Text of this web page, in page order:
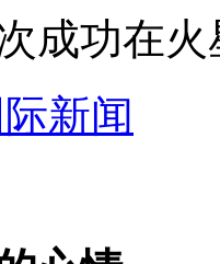
熄
功在火
新闻